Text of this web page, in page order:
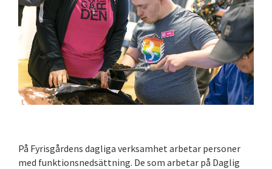
På Fyrisgårdens dagliga verksamhet arbetar personer
med funktionsnedsättning. De som arbetar på Daglig